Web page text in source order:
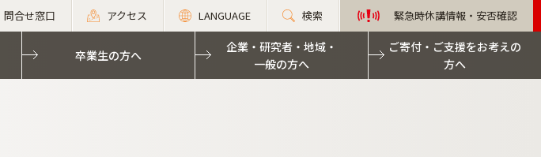
問合せ窓口 アクセス LANGUAGE 検索 緊急時休講情報・安否確認
卒業生の方へ
企業・研究者・地域・
一般の方へ
ご寄付・ご支援をお考えの
方へ